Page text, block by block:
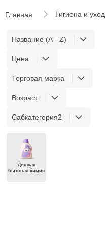
Главная Гигиена и уход
Название (A - Z)
Цена
Торговая марка
Возраст
Сабкатегория2
Детская
бытовая химия